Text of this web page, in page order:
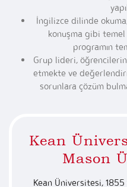
İngilizce dilinde
konuşma gibi temel
programın
Grup lideri,
etmekte ve
sorunlara çözüm
Kean
Mason
Kean Üniversitesi, 1855